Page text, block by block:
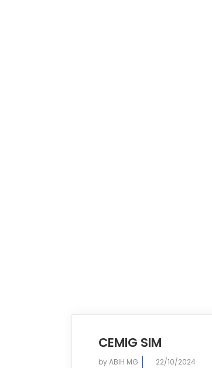
CEMIG SIM
byABIH MG 22/10/2024